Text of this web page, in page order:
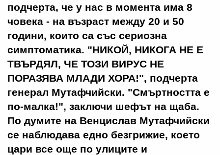
подчерта, че у нас в момента има 8
човека - на възраст между 20 и 50
години, които са със сериозна
симптоматика. "НИКОЙ, НИКОГА НЕ Е
ТВЪРДЯЛ, ЧЕ ТОЗИ ВИРУС НЕ
ПОРАЗЯВА МЛАДИ ХОРА!", подчерта
генерал Мутафчийски. "Смъртността е
по-малка!", заключи шефът на щаба.
По думите на Венцислав Мутафчийски
се наблюдава едно безгрижие, което
цари все още по улиците и